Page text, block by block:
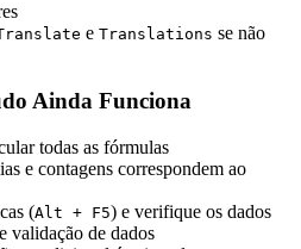
e Translations se não
Ainda Funciona
todas as fórmulas
e contagens correspondem ao
(Alt + F5) e verifique os dados
validação de dados